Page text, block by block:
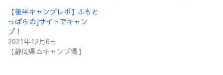
【後半キャンプレポ】ふもと
っぱらのJサイトでキャン
プ！
2021年12月6日
【静岡県△キャンプ場】